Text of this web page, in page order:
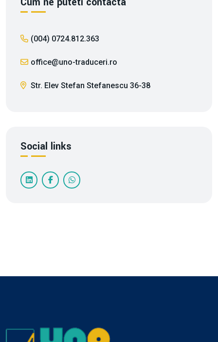
(004) 0724.812.363
office@uno-traduceri.ro
Str. Elev Stefan Stefanescu 36-38
Social links